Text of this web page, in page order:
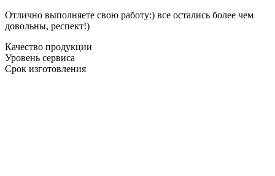
Отлично выполняете свою работу:) все остались более чем
довольны, респект!)
Качество продукции
Уровень сервиса
Срок изготовления